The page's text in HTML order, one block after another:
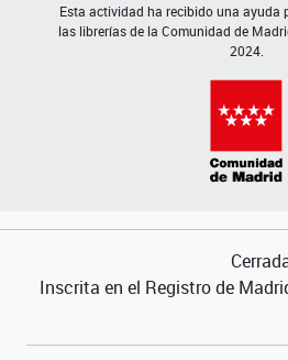
Esta actividad ha recibido una ayuda
las librerías de la Comunidad de
2024.
Inscrita en el Registro de